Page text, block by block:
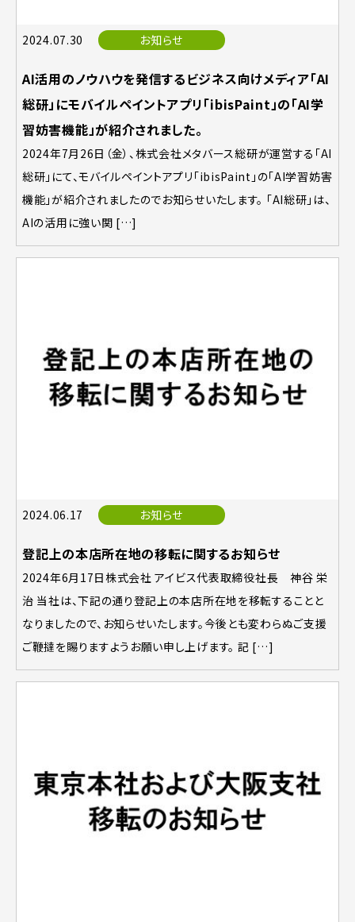
2024.07.30 お知らせ
AI活用のノウハウを発信するビジネス向けメディア「AI
総研」にモバイルペイントアプリ「ibisPaint」の「AI学
習妨害機能」が紹介されました。
2024年7月26日（金）、株式会社メタバース総研が運営する「AI
総研」にて、モバイルペイントアプリ「ibisPaint」の「AI学習妨害
機能」が紹介されましたのでお知らせいたします。 「AI総研」は、
AIの活用に強い関 […]
2024.06.17 お知らせ
登記上の本店所在地の移転に関するお知らせ
2024年6月17日株式会社 アイビス代表取締役社長 神谷 栄
治 当社は、下記の通り登記上の本店所在地を移転することと
なりましたので、お知らせいたします。今後とも変わらぬご支援
ご鞭撻を賜りますようお願い申し上げます。 記 […]